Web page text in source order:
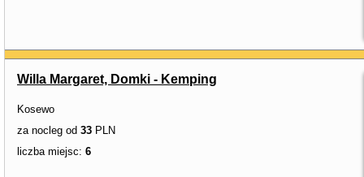
Willa Margaret, Domki - Kemping
Kosewo
za nocleg od 33 PLN
liczba miejsc: 6